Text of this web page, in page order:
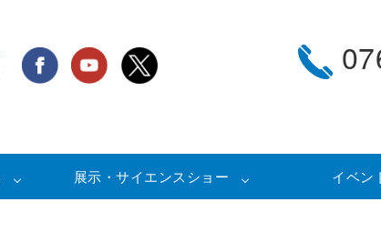
展示・サイエンスショー イベン